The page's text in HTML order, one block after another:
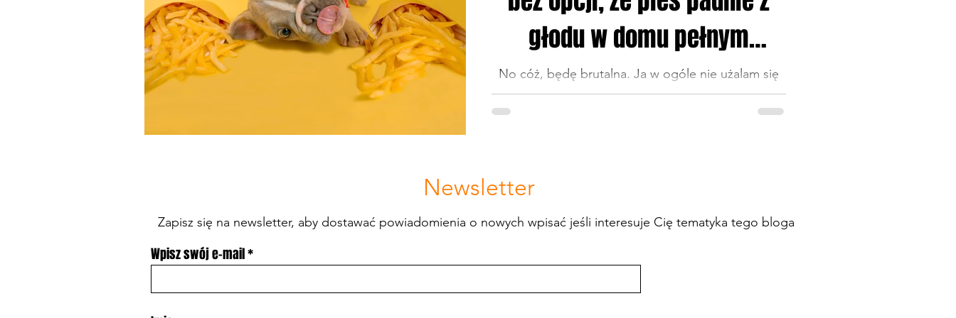
głodu w domu pełnym
jedzenia
No cóż, będę brutalna. Ja w ogóle nie użalam się
nad takim delikwentem. Po prostu u mnie na chacie
Newsletter
Zapisz się na newsletter, aby dostawać powiadomienia o nowych wpisać jeśli interesuje Cię tematyka tego bloga
Wpisz swój e-mail